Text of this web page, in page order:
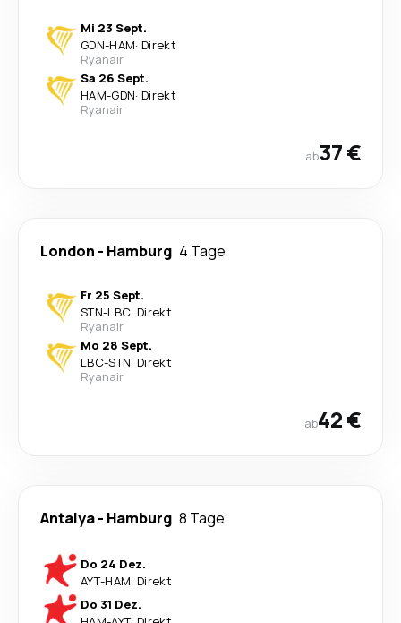
Mi 23 Sept.
GDN-HAM· Direkt
Ryanair
Sa 26 Sept.
HAM-GDN· Direkt
Ryanair
ab37 €
London - Hamburg 4 Tage
Fr 25 Sept.
STN-LBC· Direkt
Ryanair
Mo 28 Sept.
LBC-STN· Direkt
Ryanair
ab42 €
Antalya- Hamburg 8 Tage
Do 24 Dez.
AYT-HAM· Direkt
Do 31 Dez.